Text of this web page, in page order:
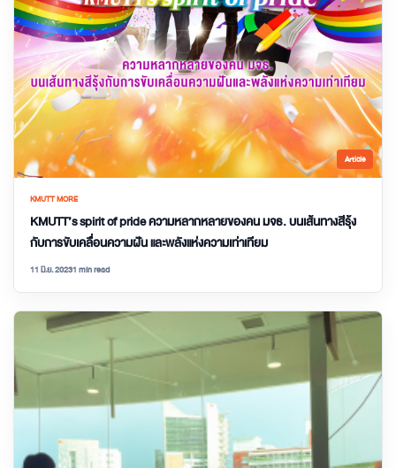
Article
KMUTT MORE
KMUTT’s spirit of pride ความหลากหลายของคน มจธ. บนเส้นทางสีรุ้ง
กับการขับเคลื่อนความฝัน และพลังแห่งความเท่าเทียม
11 มิ.ย. 20231 min read